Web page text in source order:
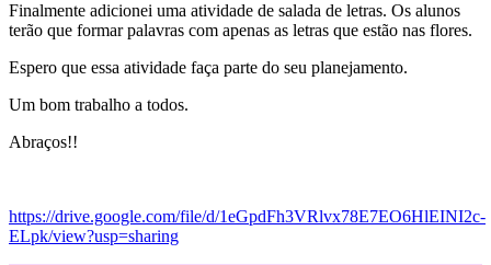
Finalmente adicionei uma atividade de salada de letras. Os alunos
terão que formar palavras com apenas as letras que estão nas flores.
Espero que essa atividade faça parte do seu planejamento.
Um bom trabalho a todos.
Abraços!!
https://drive.google.com/file/d/1eGpdFh3VRlvx78E7EO6HlEINI2c-
ELpk/view?usp=sharing